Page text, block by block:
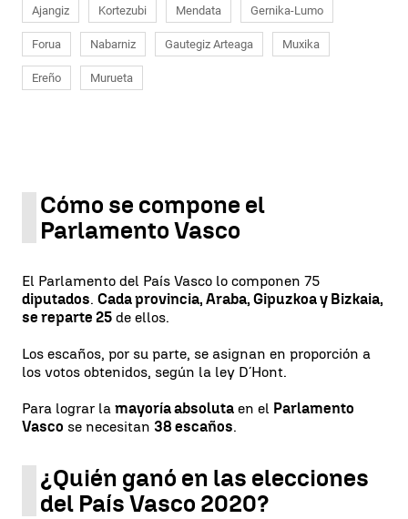
Ajangiz Kortezubi Mendata Gernika-Lumo
Forua Nabarniz Gautegiz Arteaga Muxika
Ereño Murueta
Cómo se compone el
Parlamento Vasco
El Parlamento del País Vasco lo componen 75
diputados. Cada provincia, Araba, Gipuzkoa y Bizkaia,
se reparte 25 de ellos.
Los escaños, por su parte, se asignan en proporción a
los votos obtenidos, según la ley D´Hont.
Para lograr la mayoría absoluta en el Parlamento
Vasco se necesitan 38 escaños.
¿Quién ganó en las elecciones
del País Vasco 2020?